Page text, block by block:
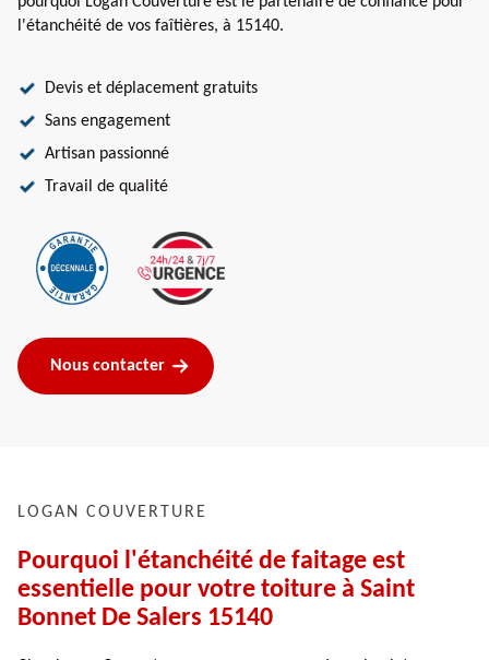
l'étanchéité de vos faîtières, à 15140.
Devis et déplacement gratuits
Sans engagement
Artisan passionné
Travail de qualité
Nous contacter
LOGAN COUVERTURE
Pourquoi l'étanchéité de faitage est
essentielle pour votre toiture à Saint
Bonnet De Salers 15140